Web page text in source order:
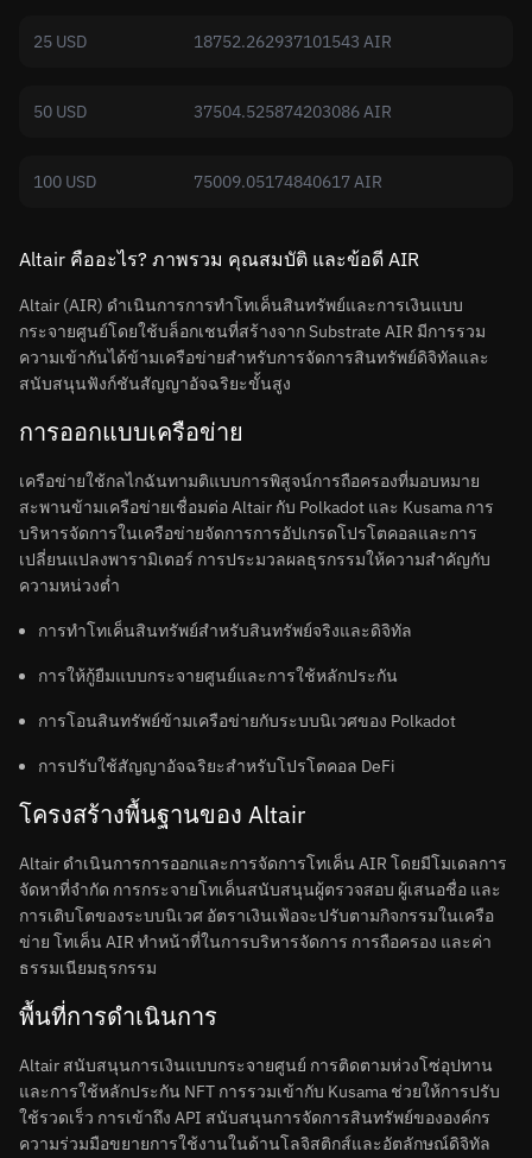
25 USD 18752.262937101543 AIR
50 USD 37504.525874203086 AIR
100 USD 75009.05174840617 AIR
Altair คืออะไร? ภาพรวม คุณสมบัติ และข้อดี AIR
Altair (AIR) ดำเนินการการทำโทเค็นสินทรัพย์และการเงินแบบ
กระจายศูนย์โดยใช้บล็อกเชนที่สร้างจาก Substrate AIR มีการรวม
ความเข้ากันได้ข้ามเครือข่ายสำหรับการจัดการสินทรัพย์ดิจิทัลและ
สนับสนุนฟังก์ชันสัญญาอัจฉริยะขั้นสูง
การออกแบบเครือข่าย
เครือข่ายใช้กลไกฉันทามติแบบการพิสูจน์การถือครองที่มอบหมาย
สะพานข้ามเครือข่ายเชื่อมต่อ Altair กับ Polkadot และ Kusama การ
บริหารจัดการในเครือข่ายจัดการการอัปเกรดโปรโตคอลและการ
เปลี่ยนแปลงพารามิเตอร์ การประมวลผลธุรกรรมให้ความสำคัญกับ
ความหน่วงต่ำ
การทำโทเค็นสินทรัพย์สำหรับสินทรัพย์จริงและดิจิทัล
การให้กู้ยืมแบบกระจายศูนย์และการใช้หลักประกัน
การโอนสินทรัพย์ข้ามเครือข่ายกับระบบนิเวศของ Polkadot
การปรับใช้สัญญาอัจฉริยะสำหรับโปรโตคอล DeFi
โครงสร้างพื้นฐานของ Altair
Altair ดำเนินการการออกและการจัดการโทเค็น AIR โดยมีโมเดลการ
จัดหาที่จำกัด การกระจายโทเค็นสนับสนุนผู้ตรวจสอบ ผู้เสนอชื่อ และ
การเติบโตของระบบนิเวศ อัตราเงินเฟ้อจะปรับตามกิจกรรมในเครือ
ข่าย โทเค็น AIR ทำหน้าที่ในการบริหารจัดการ การถือครอง และค่า
ธรรมเนียมธุรกรรม
พื้นที่การดำเนินการ
Altair สนับสนุนการเงินแบบกระจายศูนย์ การติดตามห่วงโซ่อุปทาน
และการใช้หลักประกัน NFT การรวมเข้ากับ Kusama ช่วยให้การปรับ
ใช้รวดเร็ว การเข้าถึง API สนับสนุนการจัดการสินทรัพย์ขององค์กร
ความร่วมมือขยายการใช้งานในด้านโลจิสติกส์และอัตลักษณ์ดิจิทัล